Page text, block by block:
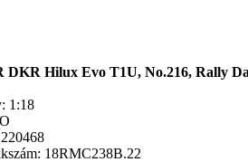
DKR Hilux Evo T1U, No.216, Rally
1:18
18RMC238B.22